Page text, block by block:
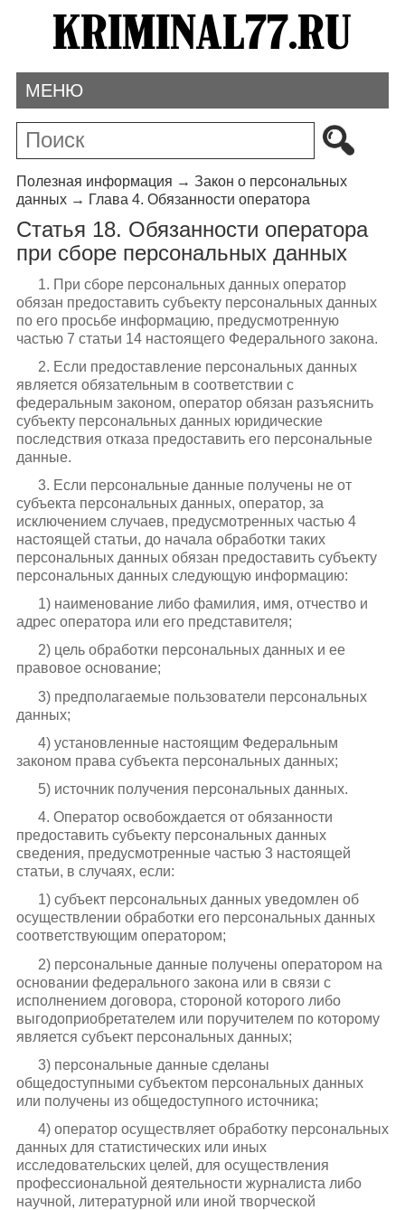
МЕНЮ
Полезная информация → Закон о персональных
данных→ Глава 4. Обязанности оператора
Статья 18. Обязанности оператора
при сборе персональных данных
1. При сборе персональных данных оператор
обязан предоставить субъекту персональных данных
по его просьбе информацию, предусмотренную
частью 7 статьи 14 настоящего Федерального закона.
2. Если предоставление персональных данных
является обязательным в соответствии с
федеральным законом, оператор обязан разъяснить
субъекту персональных данных юридические
последствия отказа предоставить его персональные
данные.
3. Если персональные данные получены не от
субъекта персональных данных, оператор, за
исключением случаев, предусмотренных частью 4
настоящей статьи, до начала обработки таких
персональных данных обязан предоставить субъекту
персональных данных следующую информацию:
1) наименование либо фамилия, имя, отчество и
адрес оператора или его представителя;
2) цель обработки персональных данных и ее
правовое основание;
3) предполагаемые пользователи персональных
данных;
4) установленные настоящим Федеральным
законом права субъекта персональных данных;
5) источник получения персональных данных.
4. Оператор освобождается от обязанности
предоставить субъекту персональных данных
сведения, предусмотренные частью 3 настоящей
статьи, в случаях, если:
1) субъект персональных данных уведомлен об
осуществлении обработки его персональных данных
соответствующим оператором;
2) персональные данные получены оператором на
основании федерального закона или в связи с
исполнением договора, стороной которого либо
выгодоприобретателем или поручителем по которому
является субъект персональных данных;
3) персональные данные сделаны
общедоступными субъектом персональных данных
или получены из общедоступного источника;
4) оператор осуществляет обработку персональных
данных для статистических или иных
исследовательских целей, для осуществления
профессиональной деятельности журналиста либо
научной, литературной или иной творческой